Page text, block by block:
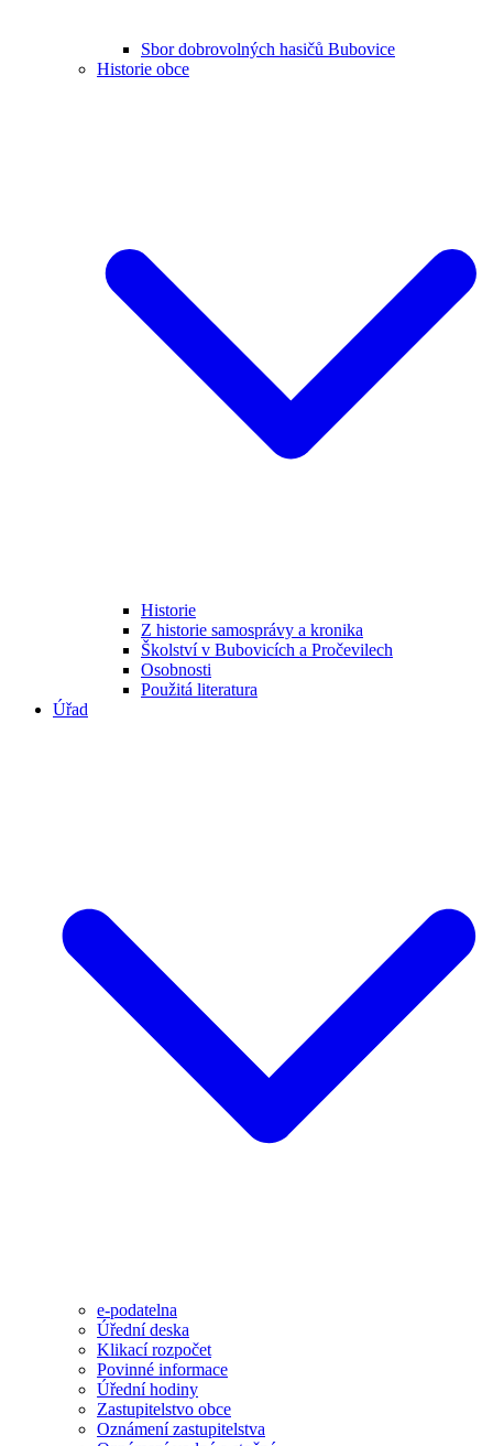
Sbor dobrovolných hasičů Bubovice
Historie obce
Historie
Z historie samosprávy a kronika
Školství v Bubovicích a Pročevilech
Osobnosti
Použitá literatura
Úřad
e-podatelna
Úřední deska
Klikací rozpočet
Povinné informace
Úřední hodiny
Zastupitelstvo obce
Oznámení zastupitelstva